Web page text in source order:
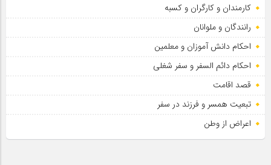
کارمندان و کارگران و کسبه
رانندگان و ملوانان
احکام دانش آموزان و معلمین
احکام دائم السفر و سفر شغلی
قصد اقامت
تبعیت همسر و فرزند در سفر
اعراض از وطن